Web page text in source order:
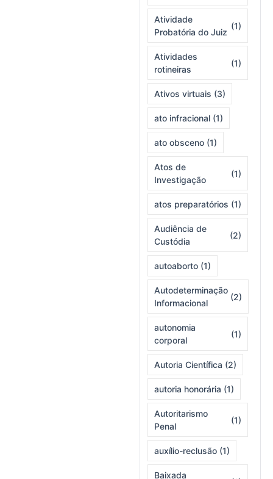
Atividade
Probatória do Juiz
(1)
Atividades
rotineiras
(1)
Ativos virtuais (3)
ato infracional (1)
ato obsceno (1)
Atos de
Investigação
(1)
atos preparatórios (1)
Audiência de
Custódia
(2)
autoaborto (1)
Autodeterminação
Informacional
(2)
autonomia
corporal
(1)
Autoria Científica (2)
autoria honorária (1)
Autoritarismo
Penal
(1)
auxílio-reclusão (1)
Baixada